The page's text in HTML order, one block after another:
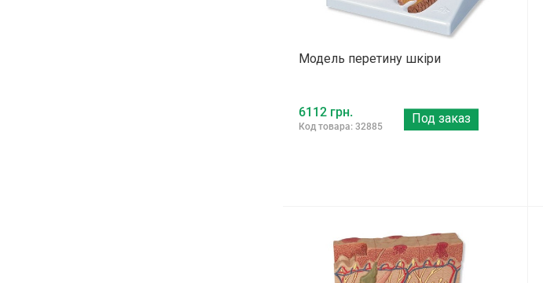
Модель перетину шкіри
6112 грн.
Код товара: 32885
Под заказ